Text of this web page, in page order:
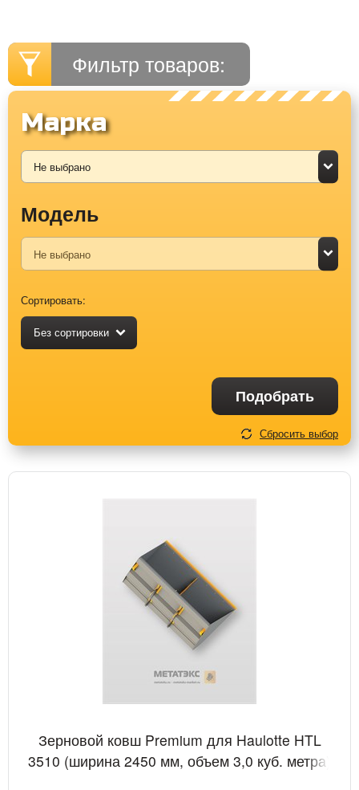
Фильтр товаров:
Марка
Модель
Сортировать:
Без сортировки
Подобрать
Сбросить выбор
Зерновой ковш Premium для Haulotte HTL
3510 (ширина 2450 мм, объем 3,0 куб. метра)